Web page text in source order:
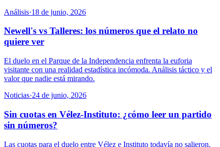
Análisis·18 de junio, 2026
Newell's vs Talleres: los números que el relato no
quiere ver
El duelo en el Parque de la Independencia enfrenta la euforia
visitante con una realidad estadística incómoda. Análisis táctico y el
valor que nadie está mirando.
Noticias·24 de junio, 2026
Sin cuotas en Vélez-Instituto: ¿cómo leer un partido
sin números?
Las cuotas para el duelo entre Vélez e Instituto todavía no salieron.